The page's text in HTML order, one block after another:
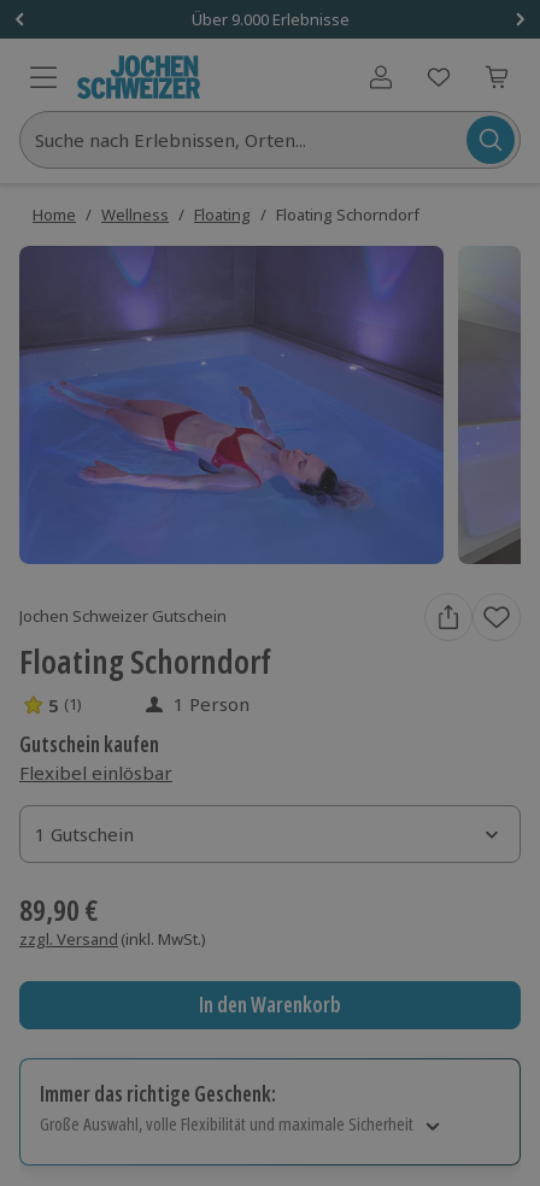
Über 9.000 Erlebnisse
Benutzerkonto
Suche nach Erlebnissen, Orten...
Home / Wellness / Floating / Floating Schorndorf
Jochen Schweizer Gutschein
Floating Schorndorf
5 Sterne von 5 aus 1 Bewertungen
5 (1) 1 Person
Gutschein kaufen
Flexibel einlösbar
1 Gutschein
1 Gutschein
1 Gutschein
89,90 €
zzgl. Versand (inkl. MwSt.)
In den Warenkorb
Immer das richtige Geschenk:
Große Auswahl, volle Flexibilität und maximale Sicherheit